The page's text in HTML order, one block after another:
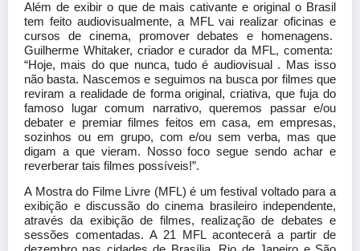
Além de exibir o que de mais cativante e original o Brasil
tem feito audiovisualmente, a MFL vai realizar oficinas e
cursos de cinema, promover debates e homenagens.
Guilherme Whitaker, criador e curador da MFL, comenta:
“Hoje, mais do que nunca, tudo é audiovisual . Mas isso
não basta. Nascemos e seguimos na busca por filmes que
reviram a realidade de forma original, criativa, que fuja do
famoso lugar comum narrativo, queremos passar e/ou
debater e premiar filmes feitos em casa, em empresas,
sozinhos ou em grupo, com e/ou sem verba, mas que
digam a que vieram. Nosso foco segue sendo achar e
reverberar tais filmes possíveis!”.
A Mostra do Filme Livre (MFL) é um festival voltado para a
exibição e discussão do cinema brasileiro independente,
através da exibição de filmes, realização de debates e
sessões comentadas. A 21 MFL acontecerá a partir de